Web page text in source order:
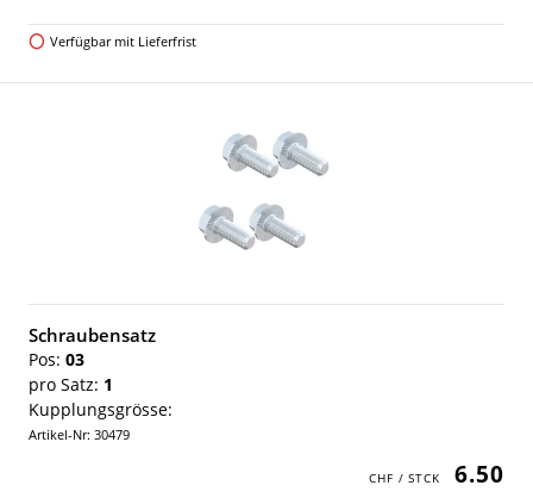
Verfügbar mit Lieferfrist
Schraubensatz
Pos: 03
pro Satz: 1
Kupplungsgrösse:
Artikel-Nr: 30479
6.50